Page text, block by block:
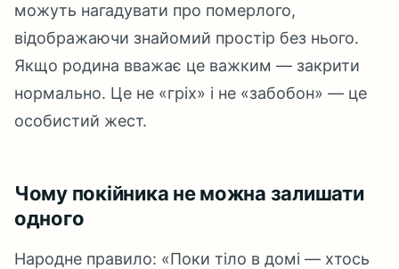
можуть нагадувати про померлого,
відображаючи знайомий простір без нього.
Якщо родина вважає це важким — закрити
нормально. Це не «гріх» і не «забобон» — це
особистий жест.
Чому покійника не можна залишати
одного
Народне правило: «Поки тіло в домі — хтось